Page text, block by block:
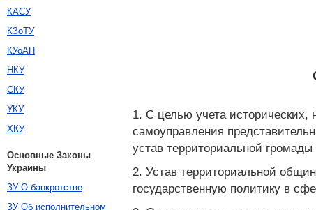
1. С целью учета исторических,
самоуправления
устав территориальной громады
2. Устав территориальной
государственную политику в
КАСУ
КЗоТУ
КУоАП
НКУ
СКУ
УКУ
ХКУ
Основные Законы
Украины
ЗУ О банкротстве
ЗУ Об исполнительном